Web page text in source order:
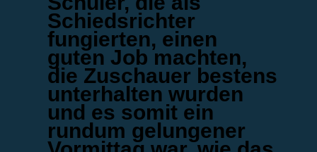
Schiedsrichter
fungierten, einen
guten Job machten,
die Zuschauer bestens
unterhalten wurden
und es somit ein
rundum gelungener